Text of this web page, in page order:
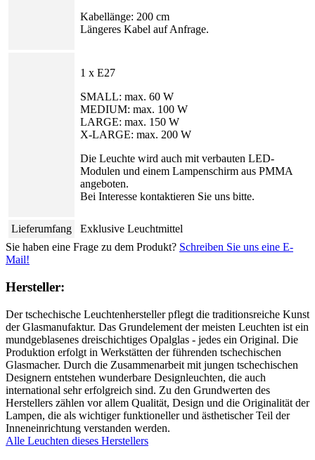
Kabellänge: 200 cm
Längeres Kabel auf Anfrage.
1 x E27
SMALL: max. 60 W
MEDIUM: max. 100 W
LARGE: max. 150 W
X-LARGE: max. 200 W
Die Leuchte wird auch mit verbauten LED-
Modulen und einem Lampenschirm aus PMMA
angeboten.
Bei Interesse kontaktieren Sie uns bitte.
Lieferumfang
Exklusive Leuchtmittel
Sie haben eine Frage zu dem Produkt? Schreiben Sie uns eine E-
Mail!
Hersteller:
Der tschechische Leuchtenhersteller pflegt die traditionsreiche Kunst
der Glasmanufaktur. Das Grundelement der meisten Leuchten ist ein
mundgeblasenes dreischichtiges Opalglas - jedes ein Original. Die
Produktion erfolgt in Werkstätten der führenden tschechischen
Glasmacher. Durch die Zusammenarbeit mit jungen tschechischen
Designern entstehen wunderbare Designleuchten, die auch
international sehr erfolgreich sind. Zu den Grundwerten des
Herstellers zählen vor allem Qualität, Design und die Originalität der
Lampen, die als wichtiger funktioneller und ästhetischer Teil der
Inneneinrichtung verstanden werden.
Alle Leuchten dieses Herstellers